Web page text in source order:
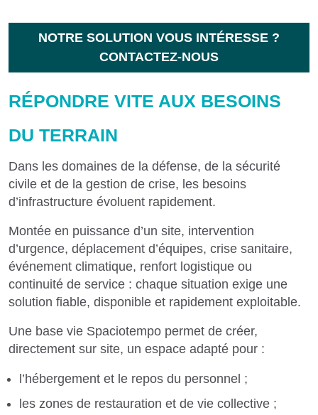
NOTRE SOLUTION VOUS INTÉRESSE ?
CONTACTEZ-NOUS
RÉPONDRE VITE AUX BESOINS
DU TERRAIN
Dans les domaines de la défense, de la sécurité
civile et de la gestion de crise, les besoins
d’infrastructure évoluent rapidement.
Montée en puissance d’un site, intervention
d’urgence, déplacement d’équipes, crise sanitaire,
événement climatique, renfort logistique ou
continuité de service : chaque situation exige une
solution fiable, disponible et rapidement exploitable.
Une base vie Spaciotempo permet de créer,
directement sur site, un espace adapté pour :
l’hébergement et le repos du personnel ;
les zones de restauration et de vie collective ;